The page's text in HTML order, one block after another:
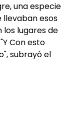
una especie
llevaban esos
los lugares de
Con esto
subrayó el